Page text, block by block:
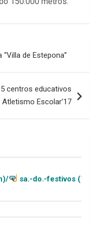
de Estepona”
centros educativos
Escolar’17
festivos (11-20h)